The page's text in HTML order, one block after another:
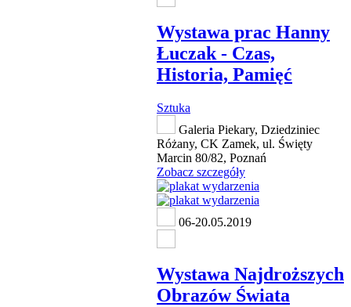
Wystawa prac Hanny
Łuczak - Czas,
Historia, Pamięć
Sztuka
Galeria Piekary, Dziedziniec
Różany, CK Zamek, ul. Święty
Marcin 80/82, Poznań
Zobacz szczegóły
06-20.05.2019
Wystawa Najdroższych
Obrazów Świata